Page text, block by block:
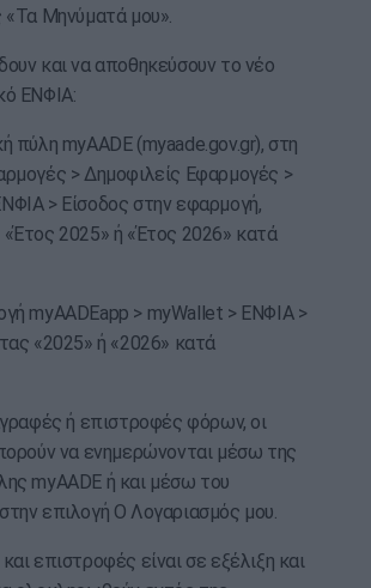
«Τα Μηνύματά μου».
και να αποθηκεύσουν το νέο
ΕΝΦΙΑ:
πύλη myAADE (myaade.gov.gr), στη
> Δημοφιλείς Εφαρμογές >
> Είσοδος στην εφαρμογή,
2025» ή «Έτος 2026» κατά
myAADEapp > myWallet > ΕΝΦΙΑ >
«2025» ή «2026» κατά
ή επιστροφές φόρων, οι
να ενημερώνονται μέσω της
myAADE ή και μέσω του
επιλογή Ο Λογαριασμός μου.
επιστροφές είναι σε εξέλιξη και